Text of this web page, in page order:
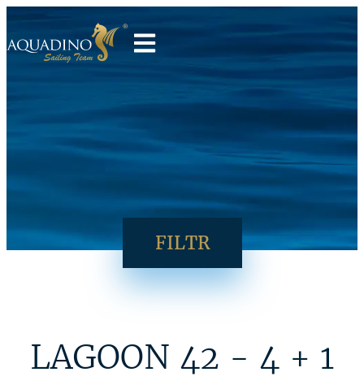
FILTR
LAGOON 42 - 4 + 1